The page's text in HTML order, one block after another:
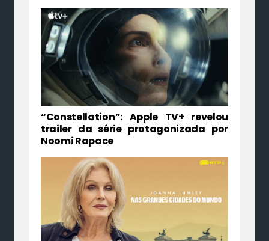
“Constellation”: Apple TV+ revelou
trailer da série protagonizada por
Noomi Rapace